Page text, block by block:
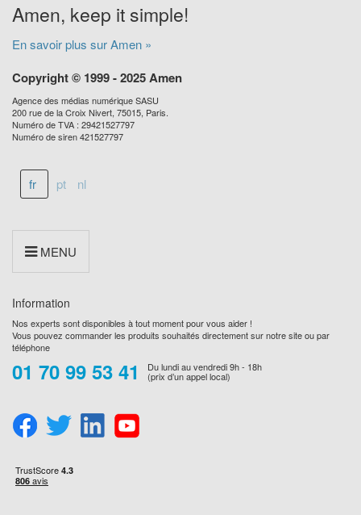
Amen, keep it simple!
En savoir plus sur Amen »
Copyright © 1999 - 2025 Amen
Agence des médias numérique SASU
200 rue de la Croix Nivert, 75015, Paris.
Numéro de TVA : 29421527797
Numéro de siren 421527797
fr pt nl
MENU
Information
Nos experts sont disponibles à tout moment pour vous aider !
Vous pouvez commander les produits souhaités directement sur notre site ou par
téléphone
01 70 99 53 41 Du lundi au vendredi 9h - 18h
(prix d’un appel local)